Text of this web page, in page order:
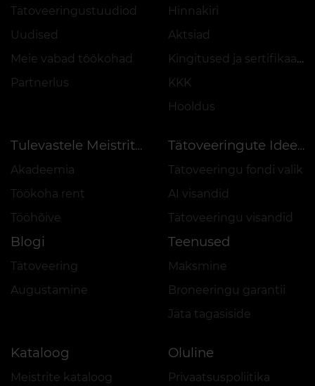
Tätoveeringustuudiod
Uudised
Meie vabad töökohad
Partnerlus
Hinnakiri
Aktsiad
Kingitused ja sertifikaadid
KKK
Hooldus
Tulevastele Meistritele
Akadeemia
Töökoha rent
Tööhõive
Tätoveeringute Ideed
Tätoveeringu fondi valik
AI visandid
Tätoveeringu visandid
Blogi
Tätoveering
Augustamine
Teenused
Maksmine
Broneeringu garantii
Jäta tagasiside
Kataloog
Meistrite kataloog
Oluline
Privaatsuspoliitika